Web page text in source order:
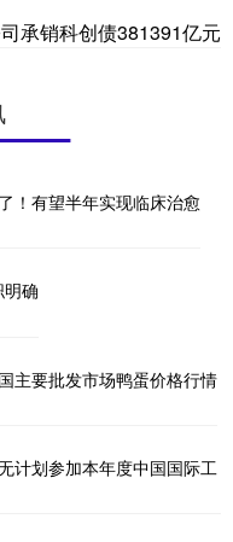
承销科创债381391亿元
！有望半年实现临床治愈
明确
主要批发市场鸭蛋价格行情
计划参加本年度中国国际工